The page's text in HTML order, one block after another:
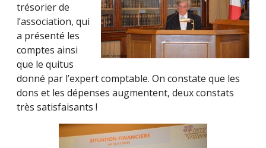
trésorier de
l’association, qui
a présenté les
comptes ainsi
que le quitus
donné par l’expert comptable. On constate que les
dons et les dépenses augmentent, deux constats
très satisfaisants !